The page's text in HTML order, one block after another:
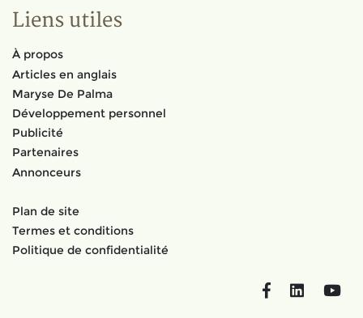
Liens utiles
À propos
Articles en anglais
Maryse De Palma
Développement personnel
Publicité
Partenaires
Annonceurs
Plan de site
Termes et conditions
Politique de confidentialité
FacebookLinkedIn